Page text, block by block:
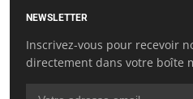
NEWSLETTER
Inscrivez-vous pour recevoir
directement dans votre boîte